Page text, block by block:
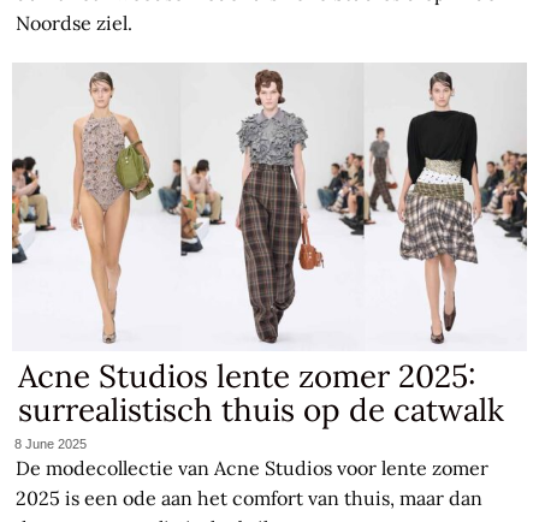
Noordse ziel.
Acne Studios lente zomer 2025:
surrealistisch thuis op de catwalk
8 June 2025
De modecollectie van Acne Studios voor lente zomer
2025 is een ode aan het comfort van thuis, maar dan